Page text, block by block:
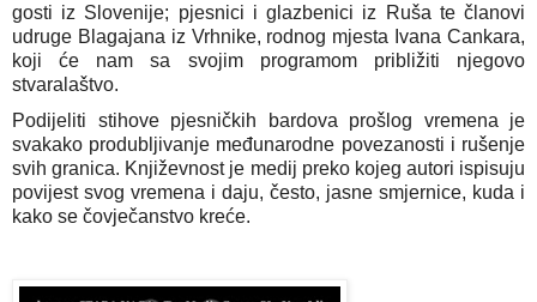
gosti iz Slovenije; pjesnici i glazbenici iz Ruša te članovi
udruge Blagajana iz Vrhnike, rodnog mjesta Ivana Cankara,
koji će nam sa svojim programom približiti njegovo
stvaralaštvo.
Podijeliti stihove pjesničkih bardova prošlog vremena je
svakako produbljivanje međunarodne povezanosti i rušenje
svih granica. Književnost je medij preko kojeg autori ispisuju
povijest svog vremena i daju, često, jasne smjernice, kuda i
kako se čovječanstvo kreće.